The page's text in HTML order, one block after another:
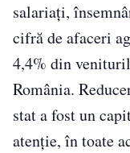
salariaţi,
cifră de afaceri
4,4% din
România.
stat a fost un
atenţie, în toate